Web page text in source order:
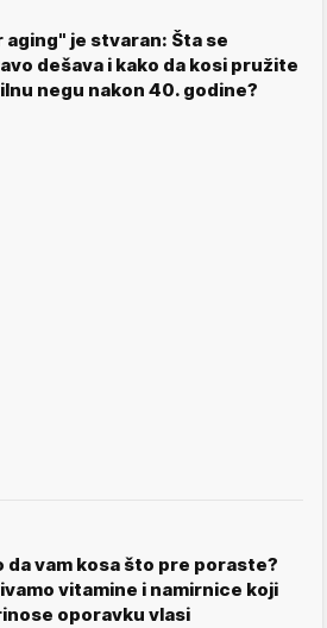
aging" je stvaran: Šta se
dešava i kako da kosi pružite
negu nakon 40. godine?
da vam kosa što pre poraste?
vitamine i namirnice koji
oporavku vlasi